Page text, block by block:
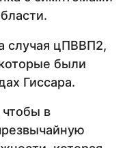
случая цПВВП2,
были
Гиссара.
чтобы в